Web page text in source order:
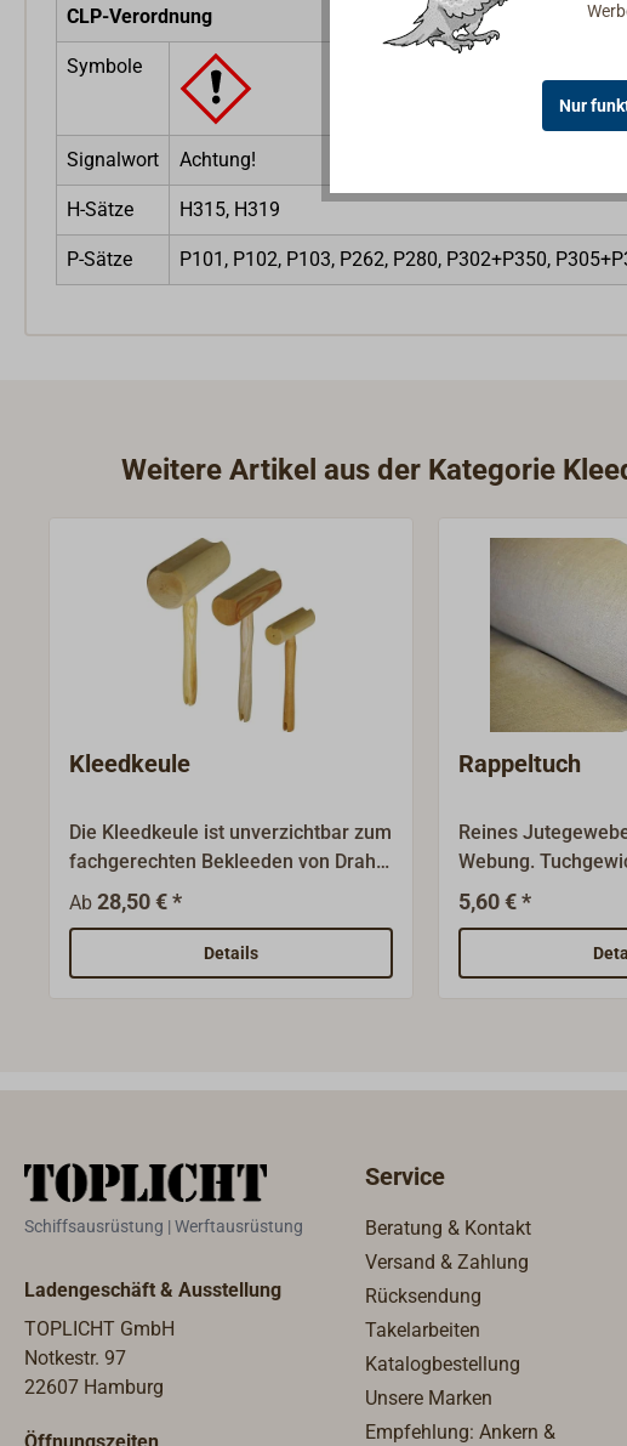
CLP-Verordnung
Symbole
Signalwort Achtung!
H-Sätze H315, H319
P-Sätze P101, P102, P103, P262, P280, P302+P350,
Weitere Artikel aus der Kategorie
Kleedkeule
Die Kleedkeule ist unverzichtbar zum
fachgerechten Bekleeden von Draht
im stehenden Gut.Wir lassen dieses
klassische Profi-Werkzeug in
Deutschland fertigen.Sauber aus
Eschenholz gedrechselt, mit
Ab 28,50 € *
Details
Rappeltuch
Reines
Webung.
120 cm
Taklerei zum
mit imprägnierten
5,60 € *
Schiffsausrüstung | Werftausrüstung
Ladengeschäft & Ausstellung
TOPLICHT GmbH
Notkestr. 97
22607 Hamburg
Öffnungszeiten
Service
Beratung & Kontakt
Versand & Zahlung
Rücksendung
Takelarbeiten
Katalogbestellung
Unsere Marken
Empfehlung: Ankern &
Nur